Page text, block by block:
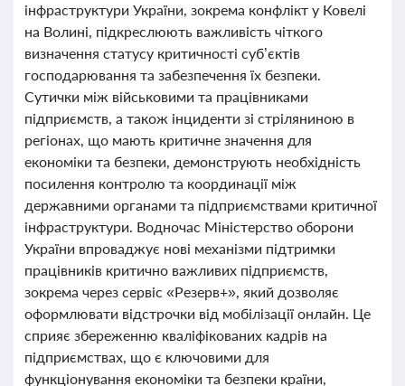
інфраструктури України, зокрема конфлікт у Ковелі
на Волині, підкреслюють важливість чіткого
визначення статусу критичності суб’єктів
господарювання та забезпечення їх безпеки.
Сутички між військовими та працівниками
підприємств, а також інциденти зі стріляниною в
регіонах, що мають критичне значення для
економіки та безпеки, демонструють необхідність
посилення контролю та координації між
державними органами та підприємствами критичної
інфраструктури. Водночас Міністерство оборони
України впроваджує нові механізми підтримки
працівників критично важливих підприємств,
зокрема через сервіс «Резерв+», який дозволяє
оформлювати відстрочки від мобілізації онлайн. Це
сприяє збереженню кваліфікованих кадрів на
підприємствах, що є ключовими для
функціонування економіки та безпеки країни,